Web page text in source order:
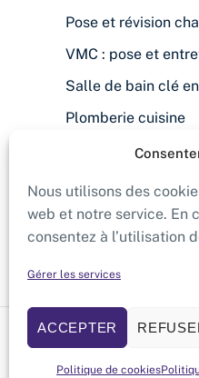
Nous utilisons des
web et notre service. En
consentez à l’utilisation
Gérer les services
ACCEPTER
Politique de cookies
Pose et révision
VMC : pose et
Salle de bain clé
Plomberie cuisine
Filtration d'eau
Désembouage
Isolation des
© Artisao – Artisan
N° de Siret : 530